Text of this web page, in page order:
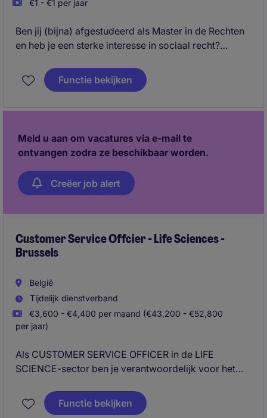
€1 - €1 per jaar
Ben jij (bijna) afgestudeerd als Master in de Rechten
en heb je een sterke interesse in sociaal recht?
In deze rol krijg je de kans om vanaf dag één
dossiers op te nemen, leden te adviseren en jezelf
Functie bekijken
Meld u aan om vacatures via e-mail te
ontvangen zodra ze beschikbaar worden.
Creëer job alert
Customer Service Offcier - Life Sciences -
Brussels
België
Tijdelijk dienstverband
€3,600 - €4,400 per maand (€43,200 - €52,800
per jaar)
Als CUSTOMER SERVICE OFFICER in de LIFE
SCIENCE-sector ben je verantwoordelijk voor het
vragen en verzoeken. Je speelt een cruciale rol in het
bieden van uitstekende klantenservice en het
Functie bekijken